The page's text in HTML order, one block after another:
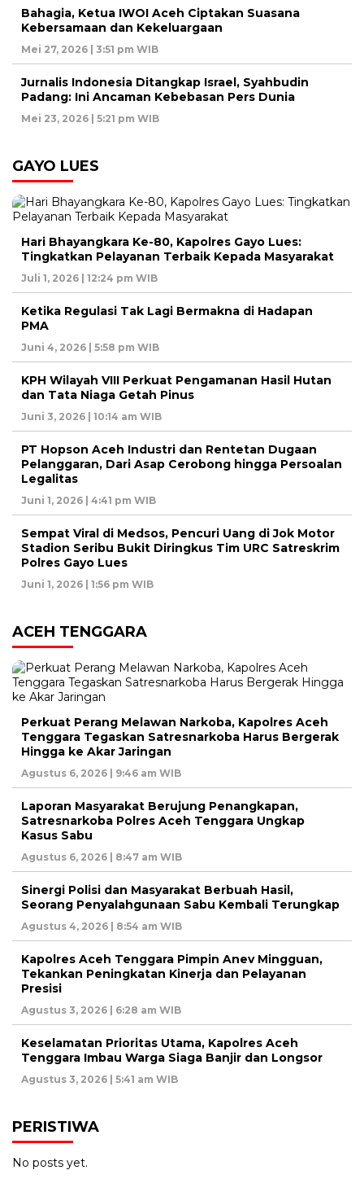
Bahagia, Ketua IWOI Aceh Ciptakan Suasana
Kebersamaan dan Kekeluargaan
Mei 27, 2026 | 3:51 pm WIB
Jurnalis Indonesia Ditangkap Israel, Syahbudin
Padang: Ini Ancaman Kebebasan Pers Dunia
Mei 23, 2026 | 5:21 pm WIB
GAYO LUES
Hari Bhayangkara Ke-80, Kapolres Gayo Lues:
Tingkatkan Pelayanan Terbaik Kepada Masyarakat
Juli 1, 2026 | 12:24 pm WIB
Ketika Regulasi Tak Lagi Bermakna di Hadapan
PMA
Juni 4, 2026 | 5:58 pm WIB
KPH Wilayah VIII Perkuat Pengamanan Hasil Hutan
dan Tata Niaga Getah Pinus
Juni 3, 2026 | 10:14 am WIB
PT Hopson Aceh Industri dan Rentetan Dugaan
Pelanggaran, Dari Asap Cerobong hingga Persoalan
Legalitas
Juni 1, 2026 | 4:41 pm WIB
Sempat Viral di Medsos, Pencuri Uang di Jok Motor
Stadion Seribu Bukit Diringkus Tim URC Satreskrim
Polres Gayo Lues
Juni 1, 2026 | 1:56 pm WIB
ACEH TENGGARA
Perkuat Perang Melawan Narkoba, Kapolres Aceh
Tenggara Tegaskan Satresnarkoba Harus Bergerak
Hingga ke Akar Jaringan
Agustus 6, 2026 | 9:46 am WIB
Laporan Masyarakat Berujung Penangkapan,
Satresnarkoba Polres Aceh Tenggara Ungkap
Kasus Sabu
Agustus 6, 2026 | 8:47 am WIB
Sinergi Polisi dan Masyarakat Berbuah Hasil,
Seorang Penyalahgunaan Sabu Kembali Terungkap
Agustus 4, 2026 | 8:54 am WIB
Kapolres Aceh Tenggara Pimpin Anev Mingguan,
Tekankan Peningkatan Kinerja dan Pelayanan
Presisi
Agustus 3, 2026 | 6:28 am WIB
Keselamatan Prioritas Utama, Kapolres Aceh
Tenggara Imbau Warga Siaga Banjir dan Longsor
Agustus 3, 2026 | 5:41 am WIB
PERISTIWA
No posts yet.